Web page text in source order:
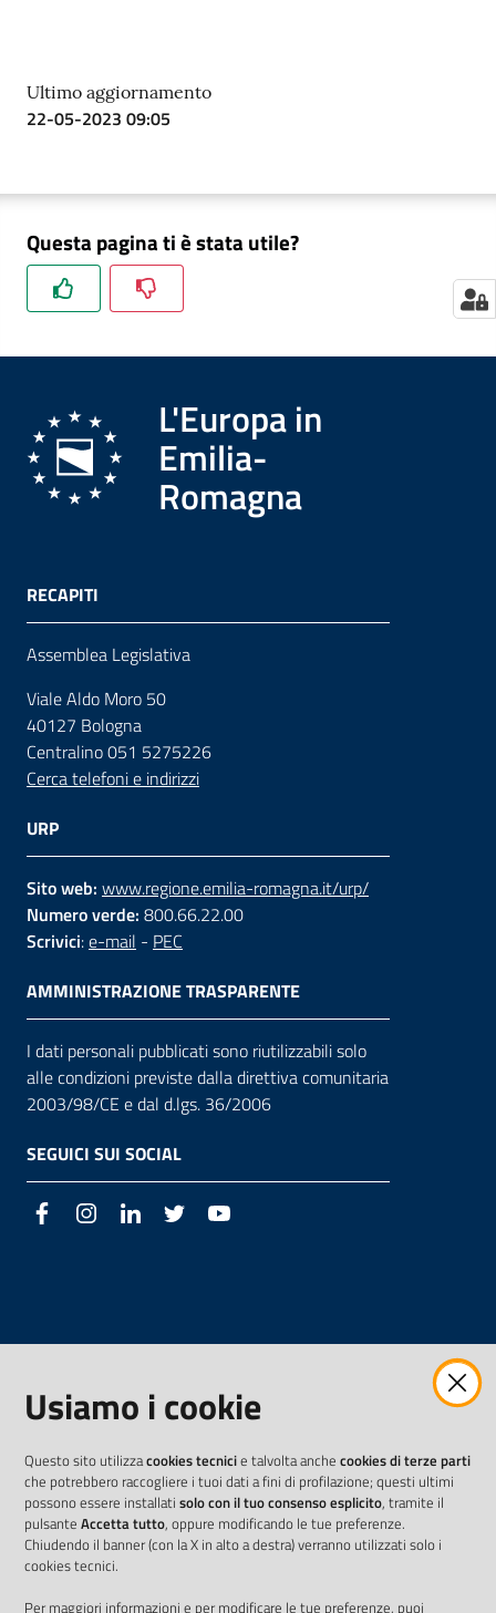
Ultimo aggiornamento
22-05-2023 09:05
Questa pagina ti è stata utile?
L'Europa in
Emilia-
Romagna
RECAPITI
Assemblea Legislativa
Viale Aldo Moro 50
40127 Bologna
Centralino 051 5275226
Cerca telefoni e indirizzi
URP
Sito web: www.regione.emilia-romagna.it/urp/
Numero verde: 800.66.22.00
Scrivici:e-mail - PEC
AMMINISTRAZIONE TRASPARENTE
I dati personali pubblicati sono riutilizzabili solo
alle condizioni previste dalla direttiva comunitaria
2003/98/CE e dal d.lgs. 36/2006
SEGUICI SUI SOCIAL
FacebookInstagramLinkedIn Twitter
Usiamo i cookie
Questo sito utilizzacookies tecnicie talvolta anche cookies di terze parti
che potrebbero raccogliere i tuoi dati a fini di profilazione; questi ultimi
possono essere installati solo con il tuo consenso esplicito, tramite il
pulsante Accetta tutto, oppure modificando le tue preferenze.
Chiudendo il banner (con la X in alto a destra) verranno utilizzati solo i
cookies tecnici.
Per maggiori informazioni e per modificare le tue preferenze, puoi